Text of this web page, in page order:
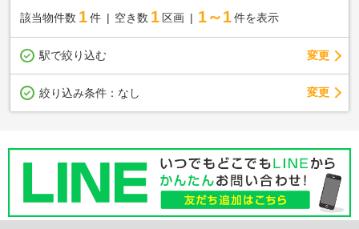
該当物件数 1件 空き数 1 区画 1～1 件を表示
駅で絞り込む 変更
絞り込み条件： なし 変更